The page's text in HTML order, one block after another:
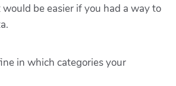
be easier if you had a way to
in which categories your